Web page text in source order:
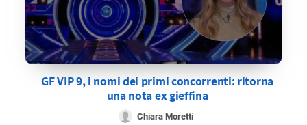
GF VIP 9, i nomi dei primi concorrenti: ritorna
una nota ex gieffina
Chiara Moretti